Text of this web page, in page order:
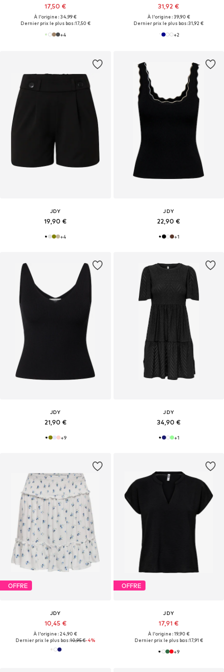
17,50 €
À l'origine : 34,99 €
Dernier prix le plus bas :17,50 €
+4
31,92 €
À l'origine : 39,90 €
Dernier prix le plus bas :31,92 €
+2
JDY
19,90 €
+4
JDY
22,90 €
+1
JDY
21,90 €
+9
JDY
34,90 €
+1
OFFRE
JDY
10,45 €
À l'origine : 24,90 €
Dernier prix le plus bas :10,95 €-4%
OFFRE
JDY
17,91 €
À l'origine : 19,90 €
Dernier prix le plus bas :17,91 €
+9